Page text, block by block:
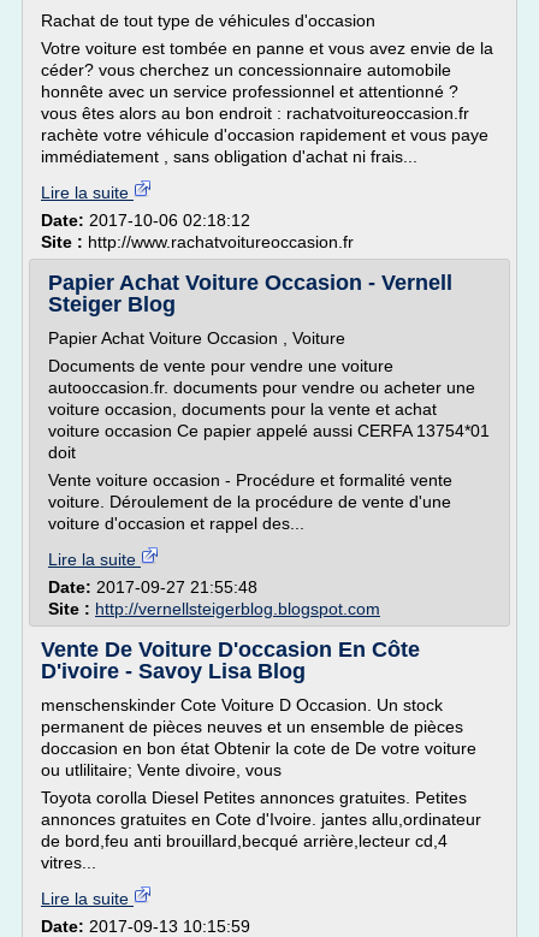
Rachat de tout type de véhicules d'occasion
Votre voiture est tombée en panne et vous avez envie de la
céder? vous cherchez un concessionnaire automobile
honnête avec un service professionnel et attentionné ?
vous êtes alors au bon endroit : rachatvoitureoccasion.fr
rachète votre véhicule d'occasion rapidement et vous paye
immédiatement , sans obligation d'achat ni frais...
Lire la suite
Date: 2017-10-06 02:18:12
Site : http://www.rachatvoitureoccasion.fr
Papier Achat Voiture Occasion - Vernell
Steiger Blog
Papier Achat Voiture Occasion , Voiture
Documents de vente pour vendre une voiture
autooccasion.fr. documents pour vendre ou acheter une
voiture occasion, documents pour la vente et achat
voiture occasion Ce papier appelé aussi CERFA 13754*01
doit
Vente voiture occasion - Procédure et formalité vente
voiture. Déroulement de la procédure de vente d'une
voiture d'occasion et rappel des...
Lire la suite
Date: 2017-09-27 21:55:48
Site : http://vernellsteigerblog.blogspot.com
Vente De Voiture D'occasion En Côte
D'ivoire - Savoy Lisa Blog
menschenskinder Cote Voiture D Occasion. Un stock
permanent de pièces neuves et un ensemble de pièces
doccasion en bon état Obtenir la cote de De votre voiture
ou utlilitaire; Vente divoire, vous
Toyota corolla Diesel Petites annonces gratuites. Petites
annonces gratuites en Cote d'Ivoire. jantes allu,ordinateur
de bord,feu anti brouillard,becqué arrière,lecteur cd,4
vitres...
Lire la suite
Date: 2017-09-13 10:15:59